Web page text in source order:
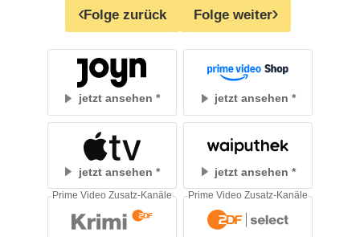
Folge zurück Folge weiter
jetzt ansehen jetzt ansehen
jetzt ansehen jetzt ansehen
Prime Video Zusatz-Kanäle Prime Video Zusatz-Kanäle